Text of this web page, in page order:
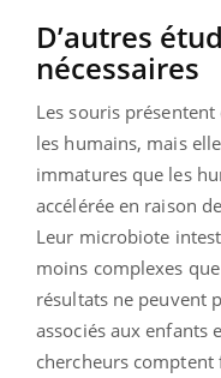
D’autres
nécessaires
Les souris
les humains, mais
immatures que les
accélérée en raison
Leur microbiote
moins complexes
résultats ne peuvent
associés aux enfants
chercheurs comptent